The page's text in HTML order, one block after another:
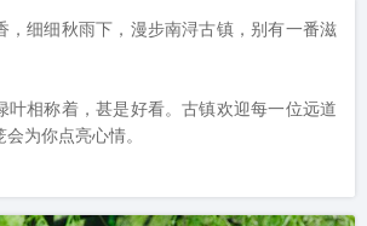
，细细秋雨下，漫步南浔古镇，别有一番滋
叶相称着，甚是好看。古镇欢迎每一位远道
为你点亮心情。